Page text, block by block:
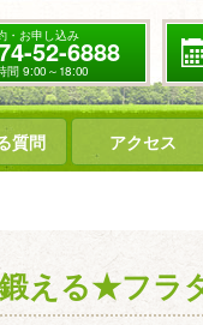
・お申し込み
52-6888
間 9:00～18:00
質問 アクセス
鍛える★フ